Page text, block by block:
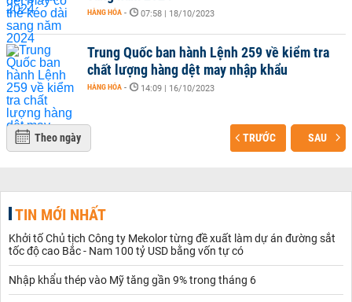
HÀNG HÓA - 07:58 | 18/10/2023
Trung Quốc ban hành Lệnh 259 về kiểm tra
chất lượng hàng dệt may nhập khẩu
HÀNG HÓA - 14:09 | 16/10/2023
Theo ngày TRƯỚC SAU
TIN MỚI NHẤT
Khởi tố Chủ tịch Công ty Mekolor từng đề xuất làm dự án đường sắt
tốc độ cao Bắc - Nam 100 tỷ USD bằng vốn tự có
Nhập khẩu thép vào Mỹ tăng gần 9% trong tháng 6